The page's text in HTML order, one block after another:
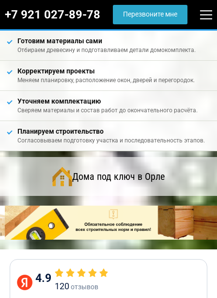
+7 921 027-89-78 Перезвоните мне
Готовим материалы сами
Отбираем древесину и подготавливаем детали домокомплекта.
Корректируем проекты
Меняем планировку, расположение окон, дверей и перегородок.
Уточняем комплектацию
Сверяем материалы и состав работ до окончательного расчёта.
Планируем строительство
Согласовываем подготовку участка и последовательность этапов.
Дома под ключ в Орле
4.9
120отзывов